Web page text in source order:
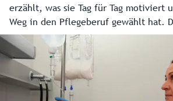
erzählt, was sie Tag für Tag motiviert
Weg in den Pflegeberuf gewählt hat.